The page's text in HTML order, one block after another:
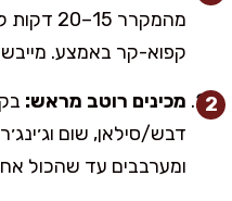
מהמקרר
קפוא-קר באמצע.
מכינים רוטב מראש:
ומערבבים עד שהכול